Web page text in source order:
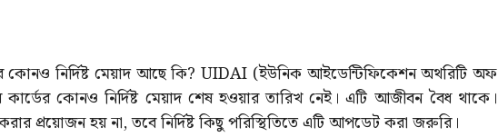
কোনও নির্দিষ্ট মেয়াদ আছে কি? UIDAI (ইউনিক আইডেন্টিফিকেশন অথরিটি অফ
কার্ডের কোনও নির্দিষ্ট মেয়াদ শেষ হওয়ার তারিখ নেই। এটি আজীবন বৈধ থাকে।
প্রয়োজন হয় না, তবে নির্দিষ্ট কিছু পরিস্থিতিতে এটি আপডেট করা জরুরি।